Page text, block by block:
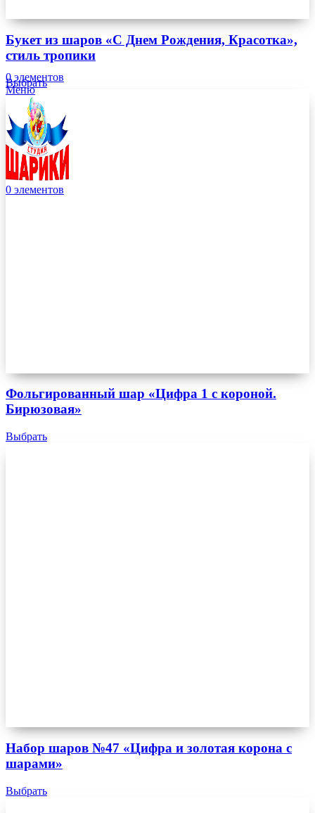
0элементов
Меню
0 элементов
Букет из шаров «С Днем Рождения, Красотка»,
стиль тропики
Выбрать
Фольгированный шар «Цифра 1 с короной.
Бирюзовая»
Выбрать
Набор шаров №47 «Цифра и золотая корона с
шарами»
Выбрать